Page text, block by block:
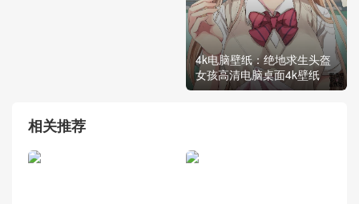
4k电脑壁纸：绝地求生头盔
女孩高清电脑桌面4k壁纸
相关推荐